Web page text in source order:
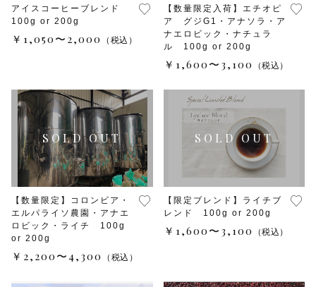
アイスコーヒーブレンド
100g or 200g
￥1,050〜2,000 （税込）
【数量限定入荷】エチオピ
ア グジG1・アナソラ・ア
ナエロビック・ナチュラ
ル 100g or 200g
￥1,600〜3,100 （税込）
【数量限定】コロンビア・
エルパライソ農園・アナエ
ロビック・ライチ 100g
or 200g
￥2,200〜4,300 （税込）
【限定ブレンド】ライチブ
レンド 100g or 200g
￥1,600〜3,100 （税込）
ギフトセット
ラッピングオプション
コーヒー器具
初回おすすめ
セット商品
ルオントレウナ会員様限定
～
その他
在庫あり セール